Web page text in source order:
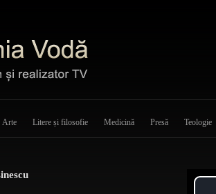
Arte Litere și filosofie Medicină Presă Teologie